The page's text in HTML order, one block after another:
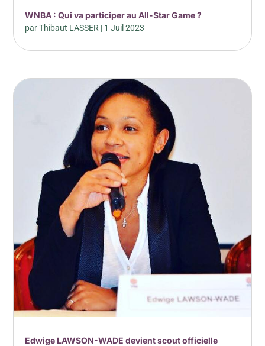
WNBA : Qui va participer au All-Star Game ?
parThibaut LASSER | 1 Juil 2023
Edwige LAWSON-WADE devient scout officielle